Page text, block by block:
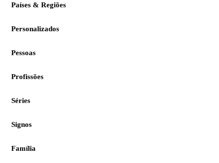
Países & Regiões
Personalizados
Pessoas
Profissões
Séries
Signos
Família